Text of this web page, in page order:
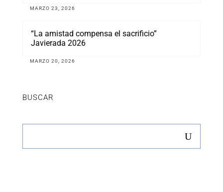
MARZO 23, 2026
“La amistad compensa el sacrificio”
Javierada 2026
MARZO 20, 2026
BUSCAR